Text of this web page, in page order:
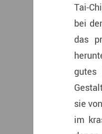
Tai-
bei
das
sie
im